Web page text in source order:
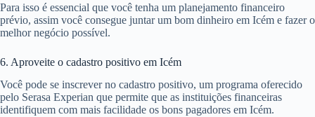
Para isso é essencial que você tenha um planejamento financeiro
prévio, assim você consegue juntar um bom dinheiro em Icém e fazer o
melhor negócio possível.
6. Aproveite o cadastro positivo em Icém
Você pode se inscrever no cadastro positivo, um programa oferecido
pelo Serasa Experian que permite que as instituições financeiras
identifiquem com mais facilidade os bons pagadores em Icém.